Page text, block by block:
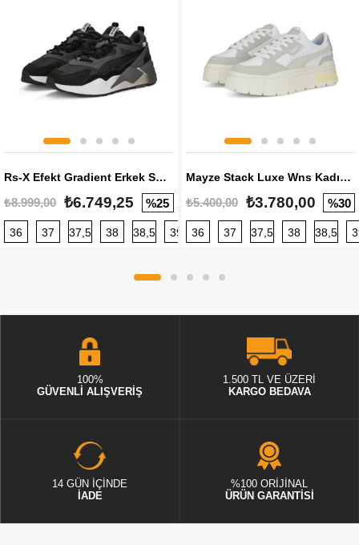
Rs-X Efekt Gradient Erkek Sneaker
₺8.999,00 ₺6.749,25 %25
36 37 37,5 38 38,5 39 40 40,5 41 42 42,5
Mayze Stack Luxe Wns Kadın Sneaker
₺5.400,00 ₺3.780,00 %30
36 37 37,5 38 38,5
100%
GÜVENLİ ALIŞVERİŞ
1.500 TL VE ÜZERİ
KARGO BEDAVA
14 GÜN İÇİNDE
İADE
%100 ORİJİNAL
ÜRÜN GARANTİSİ